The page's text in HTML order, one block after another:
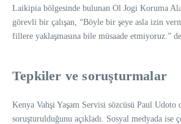
Laikipia bölgesinde bulunan Ol Jogi Koruma
görevli bir çalışan, “Böyle bir şeye asla izin
fillere yaklaşmasına bile müsaade etmiyoruz.”
Tepkiler ve soruşturmalar
Kenya Vahşi Yaşam Servisi sözcüsü Paul Udoto
soruşturulduğunu açıkladı. Sosyal medyada ise